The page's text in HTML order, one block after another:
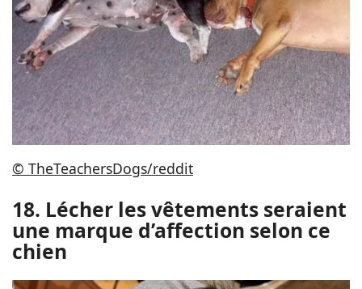
© TheTeachersDogs/reddit
18. Lécher les vêtements seraient
une marque d’affection selon ce
chien